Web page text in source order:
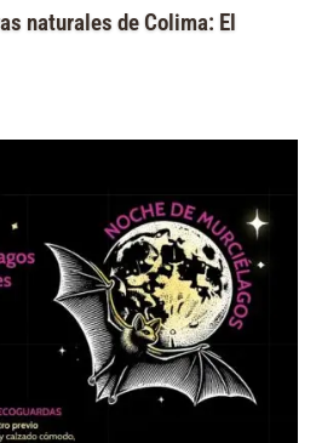
naturales de Colima: El